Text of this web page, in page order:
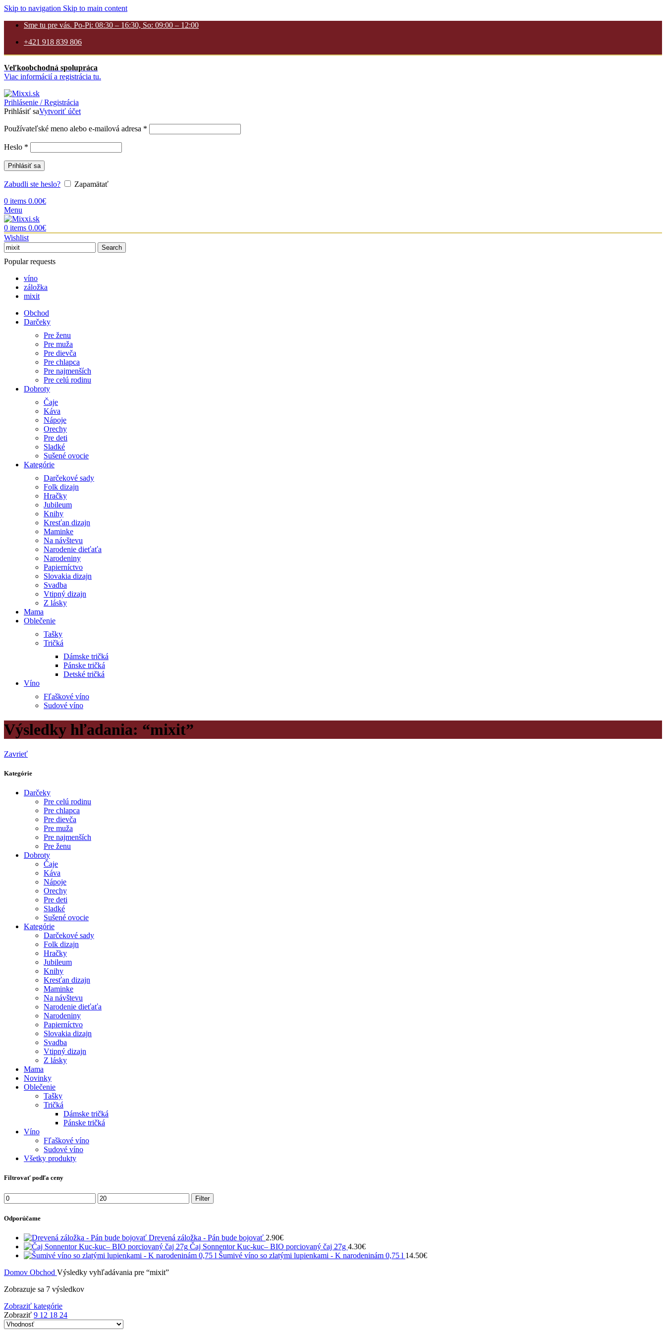
Skip to navigation Skip to main content
Sme tu pre vás. Po-Pi: 08:30 – 16:30, So: 09:00 – 12:00
+421 918 839 806
Veľkoobchodná spolupráca
Viac informácií a registrácia tu.
Prihlásenie / Registrácia
Prihlásiť saVytvoriť účet
Používateľské meno alebo e-mailová adresa *
Heslo *
Prihlásiť sa
Zabudli ste heslo?
Zapamätať
0 items 0.00€
Menu
0 items 0.00€
Wishlist
Search
Popular requests
víno
záložka
mixit
Obchod
Darčeky
Pre ženu
Pre muža
Pre dievča
Pre chlapca
Pre najmenších
Pre celú rodinu
Dobroty
Čaje
Káva
Nápoje
Orechy
Pre deti
Sladké
Sušené ovocie
Kategórie
Darčekové sady
Folk dizajn
Hračky
Jubileum
Knihy
Kresťan dizajn
Maminke
Na návštevu
Narodenie dieťaťa
Narodeniny
Papierníctvo
Slovakia dizajn
Svadba
Vtipný dizajn
Z lásky
Mama
Oblečenie
Tašky
Tričká
Dámske tričká
Pánske tričká
Detské tričká
Víno
Fľaškové víno
Sudové víno
Výsledky hľadania: “mixit”
Zavrieť
Kategórie
Darčeky
Pre celú rodinu
Pre chlapca
Pre dievča
Pre muža
Pre najmenších
Pre ženu
Dobroty
Čaje
Káva
Nápoje
Orechy
Pre deti
Sladké
Sušené ovocie
Kategórie
Darčekové sady
Folk dizajn
Hračky
Jubileum
Knihy
Kresťan dizajn
Maminke
Na návštevu
Narodenie dieťaťa
Narodeniny
Papierníctvo
Slovakia dizajn
Svadba
Vtipný dizajn
Z lásky
Mama
Novinky
Oblečenie
Tašky
Tričká
Dámske tričká
Pánske tričká
Víno
Fľaškové víno
Sudové víno
Všetky produkty
Filtrovať podľa ceny
Minimálna
cena
Maximálna
cena
Filter
Odporúčame
Drevená záložka - Pán bude bojovať 2.90€
Čaj Sonnentor Kuc-kuc– BIO porciovaný čaj 27g 4.30€
Šumivé víno so zlatými lupienkami - K narodeninám 0,75 l 14.50€
Domov Obchod Výsledky vyhľadávania pre “mixit”
Zobrazuje sa 7 výsledkov
Zobraziť kategórie
Zobraziť 9 12 18 24